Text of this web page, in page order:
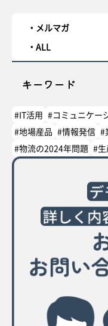
メルマガ
ALL
キーワード
#IT活用 #コミュニケー
#地場産品 #情報発信 #
#物流の2024年問題 #